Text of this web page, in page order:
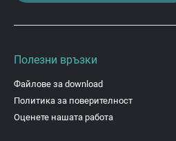
Полезни връзки
Файлове за download
Политика за поверителност
Оценете нашата работа